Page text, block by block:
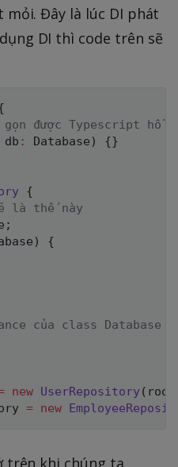
Đây là lúc DI phát
DI thì code trên sẽ
được Typescript hỗ
db : Database ) {}
{
là thế này
;
)
{
của class Database
new UserRepository ( root
= new